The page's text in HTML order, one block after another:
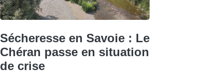
Sécheresse en Savoie : Le
Chéran passe en situation
de crise